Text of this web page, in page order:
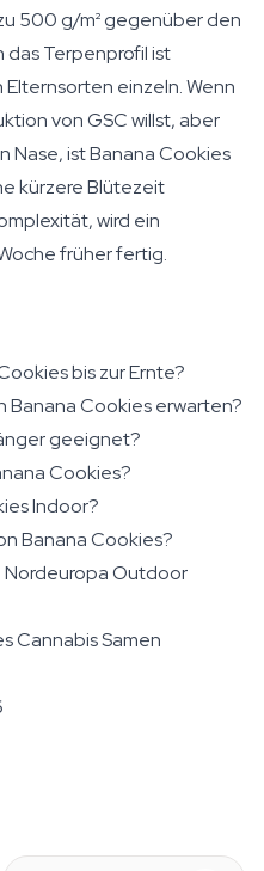
500 g/m² gegenüber den
Terpenprofil ist
einzeln. Wenn
von GSC willst, aber
Nase, ist Banana Cookies
kürzere Blütezeit
wird ein
früher fertig.
bis zur Ernte?
Banana Cookies erwarten?
geeignet?
Cookies?
Indoor?
Banana Cookies?
Nordeuropa Outdoor
Cannabis Samen